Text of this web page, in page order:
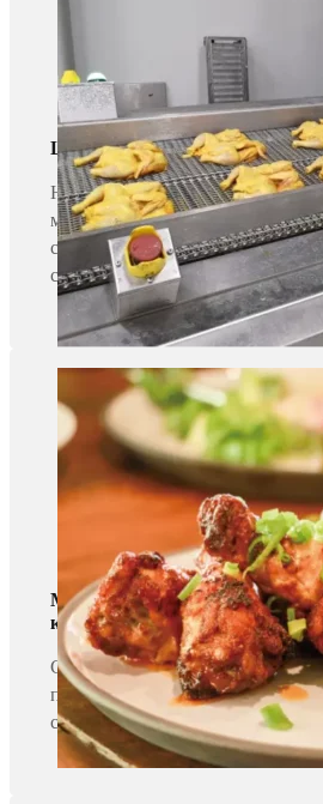
Целый цыпленок
Наша спиральная печь
маринованной курицы.
сердцевины целого цыпленка
существующими статическими
Мясные продукты с костями
крылышки/свиные
Спиральный морозильник
приготовления этих продуктов
с вкусным ароматом, но и